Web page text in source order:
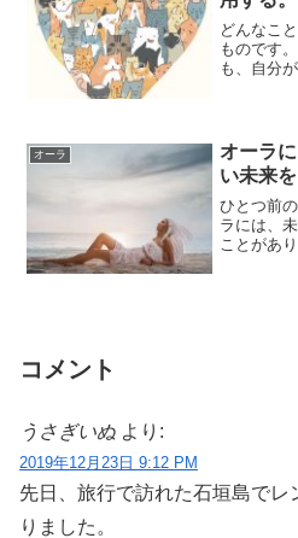
どんなこ
ものです
も、自分
オーラ
オーラ
い未来
ひとつ前
ラには、
ことがあ
コメント
うさぎいぬ より:
2019年12月23日 9:12 PM
先日、旅行で訪れた石垣島でレ
りました。